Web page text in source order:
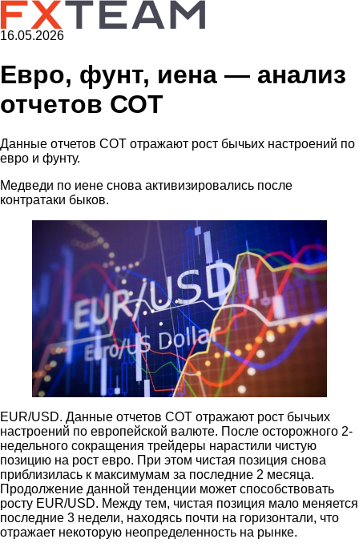
16.05.2026
Евро, фунт, иена — анализ
отчетов СОТ
Данные отчетов COT отражают рост бычьих настроений по
евро и фунту.
Медведи по иене снова активизировались после
контратаки быков.
EUR/USD. Данные отчетов COT отражают рост бычьих
настроений по европейской валюте. После осторожного 2-
недельного сокращения трейдеры нарастили чистую
позицию на рост евро. При этом чистая позиция снова
приблизилась к максимумам за последние 2 месяца.
Продолжение данной тенденции может способствовать
росту EUR/USD. Между тем, чистая позиция мало меняется
последние 3 недели, находясь почти на горизонтали, что
отражает некоторую неопределенность на рынке.